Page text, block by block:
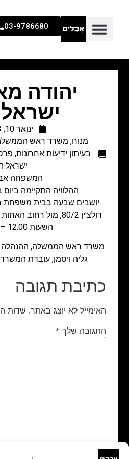
03-9786680
יהודה
ינואר 10, 2023
מנוח, משרד ראש
בעיתון ידיעות אחרונות,
ישראל
המשפחה
ההלוויה התקיימה ביום ב' ה-
יושבים שבעה בבית משפחת
השעות 12.00 – 18.00.
משרד ראש הממשלה, ההנהלה
גליה ויסמן, עובדת
כתיבת תגובה
האימייל לא יוצג באתר. שדות
התגובה שלך *